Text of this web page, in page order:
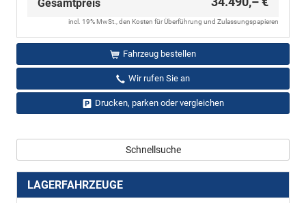
Gesamtpreis
incl. 19% MwSt., den Kosten für Überführung und Zulassungspapieren
Fahrzeug bestellen
Wir rufen Sie an
Drucken, parken oder vergleichen
Schnellsuche
LAGERFAHRZEUGE